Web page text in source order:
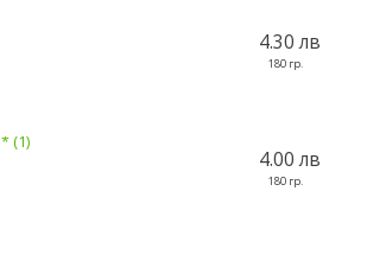
4.30 лв
180 гр.
1
4.00 лв
180 гр.